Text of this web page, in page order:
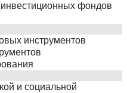
инвестиционных фондов
инструментов
и социальной